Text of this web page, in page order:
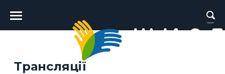
Головне
меню
Трансляції